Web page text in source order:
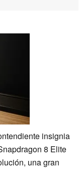
insignia
8 Elite
una gran